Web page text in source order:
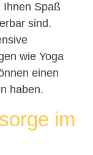
Ihnen Spaß
sind.
wie Yoga
einen
haben.
im